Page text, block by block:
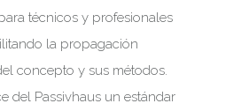
técnicos y profesionales
la propagación
concepto y sus métodos.
del Passivhaus un estándar